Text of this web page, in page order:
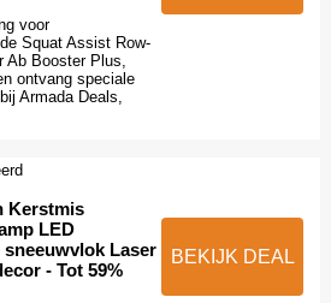
voor
Squat Assist Row-
Ab Booster Plus,
ontvang speciale
Armada Deals,
Kerstmis
LED
sneeuwvlok Laser
- Tot 59%
BEKIJK DEAL